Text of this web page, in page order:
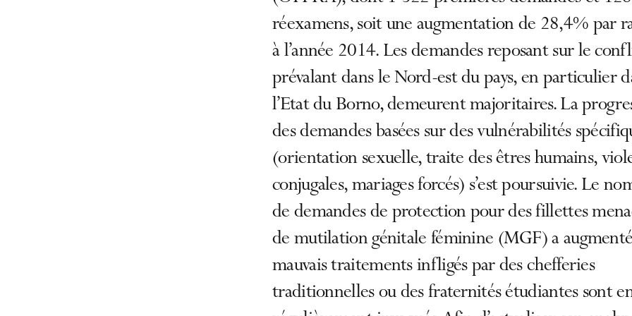
réexamens, soit une augmentation de 28,4% par
à l’année 2014. Les demandes reposant sur le
prévalant dans le Nord-est du pays, en particulier
l’Etat du Borno, demeurent majoritaires. La
des demandes basées sur des vulnérabilités
(orientation sexuelle, traite des êtres humains,
conjugales, mariages forcés) s’est poursuivie. Le
de demandes de protection pour des fillettes
de mutilation génitale féminine (MGF) a
mauvais traitements infligés par des chefferies
traditionnelles ou des fraternités étudiantes sont